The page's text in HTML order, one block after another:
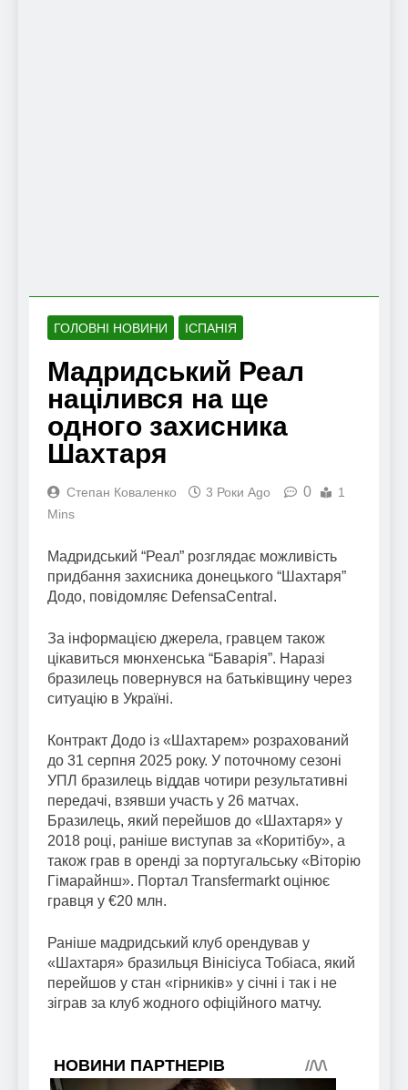
ГОЛОВНІ НОВИНИ ІСПАНІЯ
Мадридський Реал
націлився на ще
одного захисника
Шахтаря
Степан Коваленко 3 Роки Ago 0
1
Mins
Мадридський “Реал” розглядає можливість
придбання захисника донецького “Шахтаря”
Додо, повідомляє DefensaCentral.
За інформацією джерела, гравцем також
цікавиться мюнхенська “Баварія”. Наразі
бразилець повернувся на батьківщину через
ситуацію в Україні.
Контракт Додо із «Шахтарем» розрахований
до 31 серпня 2025 року. У поточному сезоні
УПЛ бразилець віддав чотири результативні
передачі, взявши участь у 26 матчах.
Бразилець, який перейшов до «Шахтаря» у
2018 році, раніше виступав за «Коритібу», а
також грав в оренді за португальську «Віторію
Гімарайнш». Портал Transfermarkt оцінює
гравця у €20 млн.
Раніше мадридський клуб орендував у
«Шахтаря» бразильця Вінісіуса Тобіаса, який
перейшов у стан «гірників» у січні і так і не
зіграв за клуб жодного офіційного матчу.